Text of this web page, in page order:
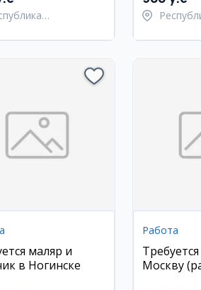
район
маляр и
в Ногинске
Работа
Москву